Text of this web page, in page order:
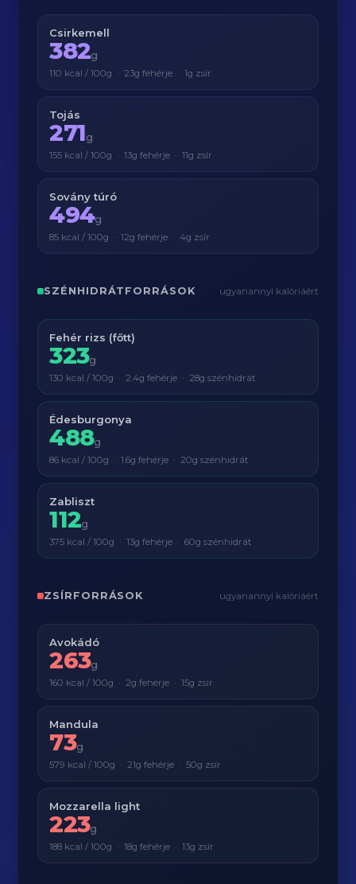
Csirkemell
382g
110 kcal / 100g · 23g fehérje · 1g zsír
Tojás
271g
155 kcal / 100g · 13g fehérje · 11g zsír
Sovány túró
494g
85 kcal / 100g · 12g fehérje · 4g zsír
SZÉNHIDRÁTFORRÁSOK ugyanannyi kalóriáért
Fehér rizs (főtt)
323g
130 kcal / 100g · 2.4g fehérje · 28g szénhidrát
Édesburgonya
488g
86 kcal / 100g · 1.6g fehérje · 20g szénhidrát
Zabliszt
112g
375 kcal / 100g · 13g fehérje · 60g szénhidrát
ZSÍRFORRÁSOK ugyanannyi kalóriáért
Avokádó
263g
160 kcal / 100g · 2g fehérje · 15g zsír
Mandula
73g
579 kcal / 100g · 21g fehérje · 50g zsír
Mozzarella light
223g
188 kcal / 100g · 18g fehérje · 13g zsír